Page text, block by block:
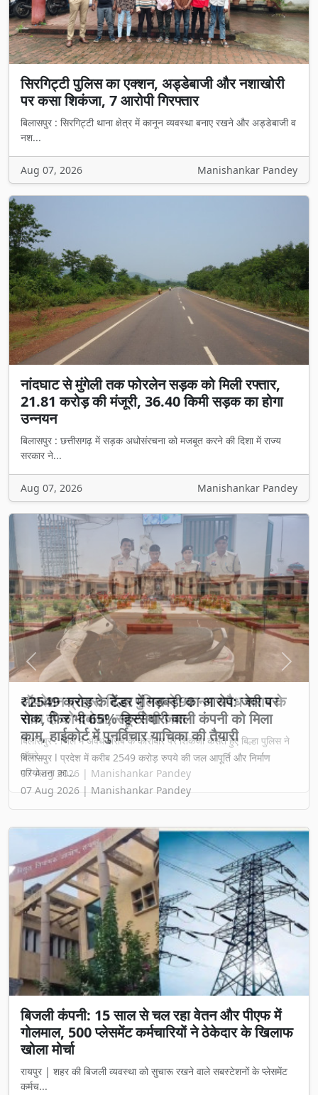
सिरगिट्टी पुलिस का एक्शन, अड्डेबाजी और नशाखोरी
पर कसा शिकंजा, 7 आरोपी गिरफ्तार
बिलासपुर : सिरगिट्टी थाना क्षेत्र में कानून व्यवस्था बनाए रखने और अड्डेबाजी व
नश...
Aug 07, 2026 Manishankar Pandey
नांदघाट से मुंगेली तक फोरलेन सड़क को मिली रफ्तार,
21.81 करोड़ की मंजूरी, 36.40 किमी सड़क का होगा
उन्नयन
बिलासपुर : छत्तीसगढ़ में सड़क अधोसंरचना को मजबूत करने की दिशा में राज्य
सरकार ने...
Aug 07, 2026 Manishankar Pandey
₹2549 करोड़ के टेंडर में गड़बड़ी का आरोप: जेवी पर
रोक, फिर भी 65% हिस्सेदारी वाली कंपनी को मिला
काम, हाईकोर्ट में पुनर्विचार याचिका की तैयारी
बिलासपुर l प्रदेश में करीब 2549 करोड़ रुपये की जल आपूर्ति और निर्माण
परियोजना का...
07 Aug 2026 | Manishankar Pandey
Previous Next
बिजली कंपनी: 15 साल से चल रहा वेतन और पीएफ में
गोलमाल, 500 प्लेसमेंट कर्मचारियों ने ठेकेदार के खिलाफ
खोला मोर्चा
रायपुर | शहर की बिजली व्यवस्था को सुचारू रखने वाले सबस्टेशनों के प्लेसमेंट
कर्मच...